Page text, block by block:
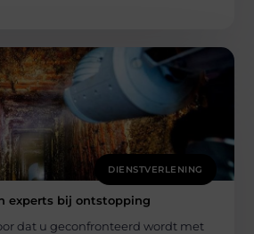
DIENSTVERLENING
experts bij ontstopping
dat u geconfronteerd wordt met